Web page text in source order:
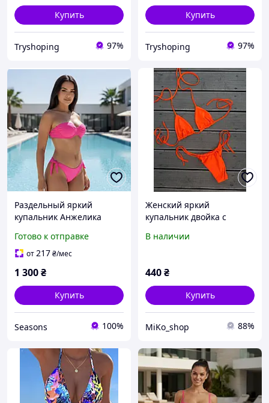
Купить
Tryshoping 97%
Купить
Tryshoping 97%
Раздельный яркий
купальник Анжелика
Готово к отправке
от217₴/мес
1 300₴
Купить
Seasons 100%
Женский яркий
купальник двойка с
В наличии
440₴
Купить
MiKo_shop 88%